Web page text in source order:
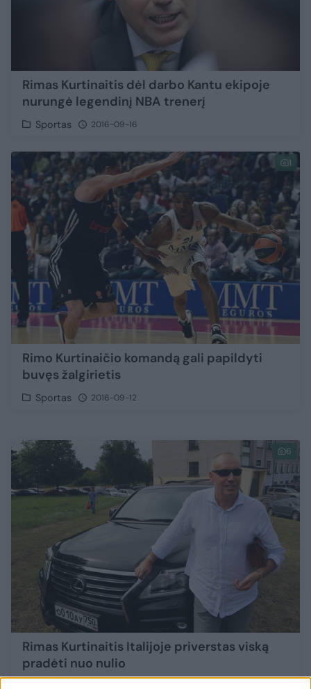
Rimas Kurtinaitis dėl darbo Kantu ekipoje
nurungė legendinį NBA trenerį
Sportas 2016-09-16
1
Rimo Kurtinaičio komandą gali papildyti
buvęs žalgirietis
Sportas 2016-09-12
6
Rimas Kurtinaitis Italijoje priverstas viską
pradėti nuo nulio